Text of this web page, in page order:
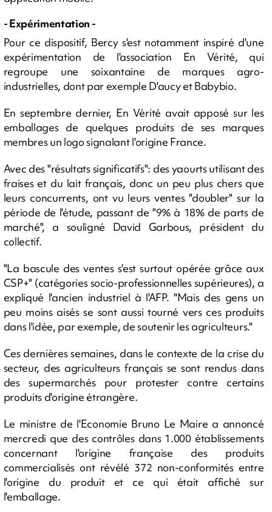
- Expérimentation -
Pour ce dispositif, Bercy s'est notamment inspiré d'une
expérimentation de l'association En Vérité, qui
regroupe une soixantaine de marques agro-
industrielles, dont par exemple D'aucy et Babybio.
En septembre dernier, En Vérité avait apposé sur les
emballages de quelques produits de ses marques
membres un logo signalant l'origine France.
Avec des "résultats significatifs": des yaourts utilisant des
fraises et du lait français, donc un peu plus chers que
leurs concurrents, ont vu leurs ventes "doubler" sur la
période de l'étude, passant de "9% à 18% de parts de
marché", a souligné David Garbous, président du
collectif.
"La bascule des ventes s'est surtout opérée grâce aux
CSP+" (catégories socio-professionnelles supérieures), a
expliqué l'ancien industriel à l'AFP. "Mais des gens un
peu moins aisés se sont aussi tourné vers ces produits
dans l'idée, par exemple, de soutenir les agriculteurs."
Ces dernières semaines, dans le contexte de la crise du
secteur, des agriculteurs français se sont rendus dans
des supermarchés pour protester contre certains
produits d'origine étrangère.
Le ministre de l'Economie Bruno Le Maire a annoncé
mercredi que des contrôles dans 1.000 établissements
concernant l'origine française des produits
commercialisés ont révélé 372 non-conformités entre
l'origine du produit et ce qui était affiché sur
l'emballage.